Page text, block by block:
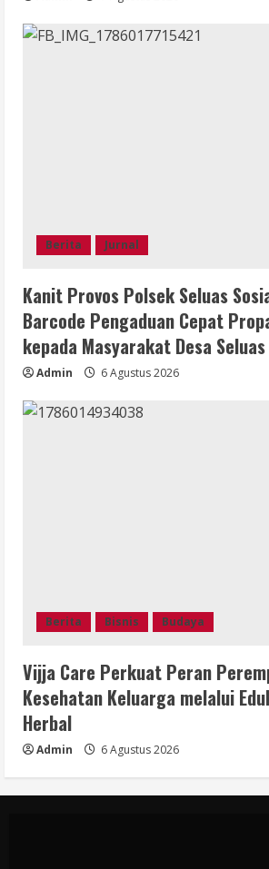
Berita Jurnal
Kanit Provos Polsek Seluas
Barcode Pengaduan Cepat
kepada Masyarakat Desa Seluas
Admin 6 Agustus 2026
Berita Bisnis Budaya
Vijja Care Perkuat Peran
Kesehatan Keluarga melalui
Herbal
Admin 6 Agustus 2026